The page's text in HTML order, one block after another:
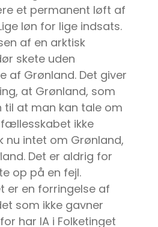
et permanent løft af
løn for lige indsats.
af en arktisk
skete uden
af Grønland. Det giver
at Grønland, som
til at man kan tale om
ikke
nu intet om Grønland,
Det er aldrig for
op på en fejl.
er en forringelse af
som ikke gavner
har IA i Folketinget